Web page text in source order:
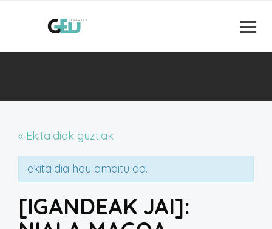
« Ekitaldiak guztiak
ekitaldia hau amaitu da.
[IGANDEAK JAI]: